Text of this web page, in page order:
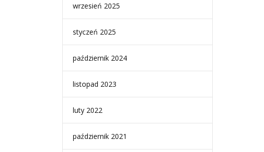
wrzesień 2025
styczeń 2025
październik 2024
listopad 2023
luty 2022
październik 2021